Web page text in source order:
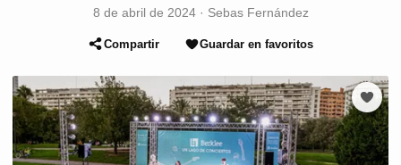
8 de abril de 2024· Sebas Fernández
Compartir Guardar en favoritos